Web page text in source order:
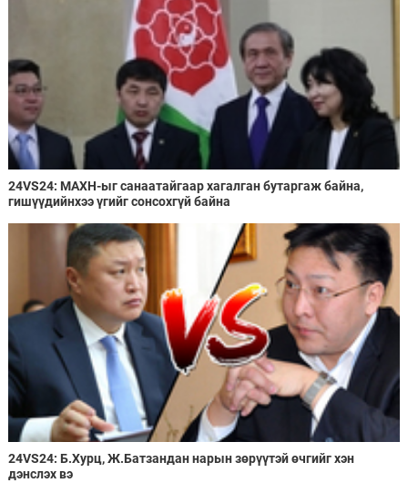
24VS24: МАХН-ыг санаатайгаар хагалган бутаргаж байна,
гишүүдийнхээ үгийг сонсохгүй байна
24VS24: Б.Хурц, Ж.Батзандан нарын зөрүүтэй өчгийг хэн
дэнслэх вэ